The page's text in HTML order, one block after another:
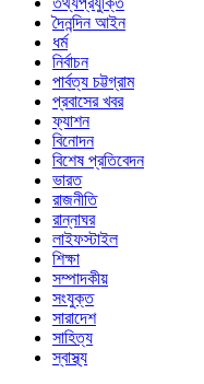
দৈনন্দিন আইন
ধর্ম
নির্বাচন
পার্বত্য চট্টগ্রাম
প্রবাসের খবর
ফ্যাশন
বিনোদন
বিশেষ প্রতিবেদন
ভারত
রাজনীতি
রান্নাঘর
লাইফস্টাইল
শিক্ষা
সম্পাদকীয়
সংযুক্ত
সারাদেশ
সাহিত্য
স্বাস্থ্য